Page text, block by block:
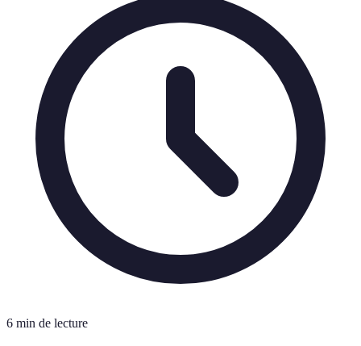
6 min de lecture